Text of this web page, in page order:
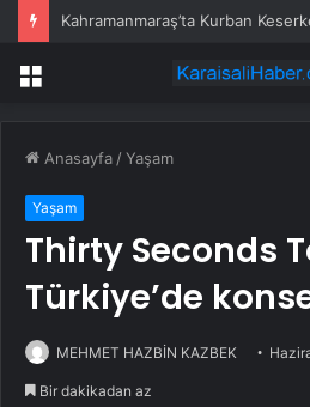
Kahramanmaraş’ta Kurban
Menü
Anasayfa /Yaşam
Yaşam
Thirty Seconds
Türkiye’de
MEHMET HAZBİN KAZBEK
Bir dakikadan az